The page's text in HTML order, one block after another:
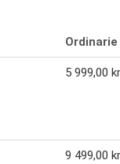
5 999,00 kr
9 499,00 kr